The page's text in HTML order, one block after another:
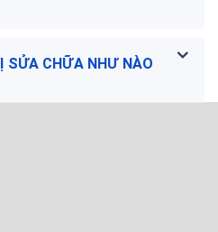
SỬA CHỮA NHƯ NÀO